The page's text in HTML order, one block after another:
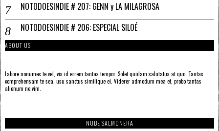
NOTODOESINDIE # 207: GENN y LA MILAGROSA
NOTODOESINDIE # 206: ESPECIAL SILOÉ
ABOUT US
Labore nonumes te vel, vis id errem tantas tempor. Solet quidam salutatus at quo. Tantas
comprehensam te sea, usu sanctus similique ei. Viderer admodum mea et, probo tantas
alienum ne vim.
NUBE SALMONERA